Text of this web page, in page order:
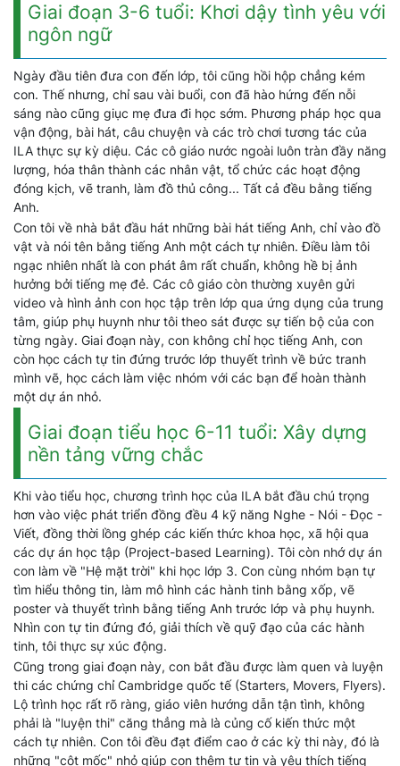
Giai đoạn 3-6 tuổi: Khơi dậy tình yêu với
ngôn ngữ
Ngày đầu tiên đưa con đến lớp, tôi cũng hồi hộp chẳng kém
con. Thế nhưng, chỉ sau vài buổi, con đã hào hứng đến nỗi
sáng nào cũng giục mẹ đưa đi học sớm. Phương pháp học qua
vận động, bài hát, câu chuyện và các trò chơi tương tác của
ILA thực sự kỳ diệu. Các cô giáo nước ngoài luôn tràn đầy năng
lượng, hóa thân thành các nhân vật, tổ chức các hoạt động
đóng kịch, vẽ tranh, làm đồ thủ công... Tất cả đều bằng tiếng
Anh.
Con tôi về nhà bắt đầu hát những bài hát tiếng Anh, chỉ vào đồ
vật và nói tên bằng tiếng Anh một cách tự nhiên. Điều làm tôi
ngạc nhiên nhất là con phát âm rất chuẩn, không hề bị ảnh
hưởng bởi tiếng mẹ đẻ. Các cô giáo còn thường xuyên gửi
video và hình ảnh con học tập trên lớp qua ứng dụng của trung
tâm, giúp phụ huynh như tôi theo sát được sự tiến bộ của con
từng ngày. Giai đoạn này, con không chỉ học tiếng Anh, con
còn học cách tự tin đứng trước lớp thuyết trình về bức tranh
mình vẽ, học cách làm việc nhóm với các bạn để hoàn thành
một dự án nhỏ.
Giai đoạn tiểu học 6-11 tuổi: Xây dựng
nền tảng vững chắc
Khi vào tiểu học, chương trình học của ILA bắt đầu chú trọng
hơn vào việc phát triển đồng đều 4 kỹ năng Nghe - Nói - Đọc -
Viết, đồng thời lồng ghép các kiến thức khoa học, xã hội qua
các dự án học tập (Project-based Learning). Tôi còn nhớ dự án
con làm về "Hệ mặt trời" khi học lớp 3. Con cùng nhóm bạn tự
tìm hiểu thông tin, làm mô hình các hành tinh bằng xốp, vẽ
poster và thuyết trình bằng tiếng Anh trước lớp và phụ huynh.
Nhìn con tự tin đứng đó, giải thích về quỹ đạo của các hành
tinh, tôi thực sự xúc động.
Cũng trong giai đoạn này, con bắt đầu được làm quen và luyện
thi các chứng chỉ Cambridge quốc tế (Starters, Movers, Flyers).
Lộ trình học rất rõ ràng, giáo viên hướng dẫn tận tình, không
phải là "luyện thi" căng thẳng mà là củng cố kiến thức một
cách tự nhiên. Con tôi đều đạt điểm cao ở các kỳ thi này, đó là
những "cột mốc" nhỏ giúp con thêm tự tin và yêu thích tiếng